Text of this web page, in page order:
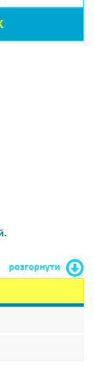
розгорнути